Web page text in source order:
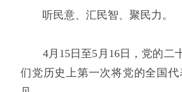
听民意、汇民智、聚民力。
4月15日至5月16日，党的二
们党历史上第一次将党的全国